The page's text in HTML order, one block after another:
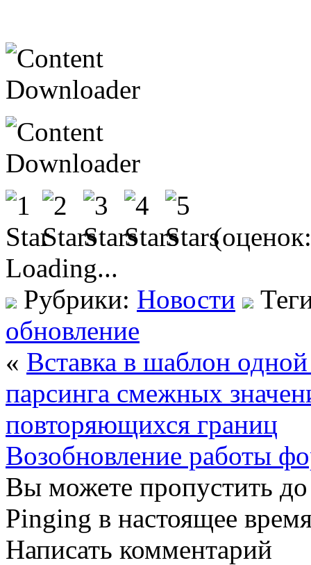
Loading...
Рубрики: Новости
обновление
« Вставка в шаблон
парсинга смежных
повторяющихся границ
Возобновление работы
Вы можете пропустить до
Pinging в настоящее
Написать комментарий